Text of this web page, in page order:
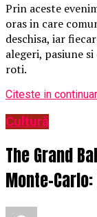
Prin aceste
oras in care
deschisa, iar
alegeri, pasiune
roti.
Citeste in
Cultură
The Grand
Monte-